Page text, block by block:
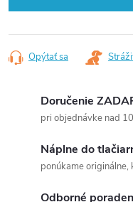
Opýtať sa
Doručenie
pri objednávke nad
Náplne do
ponúkame
Odborné